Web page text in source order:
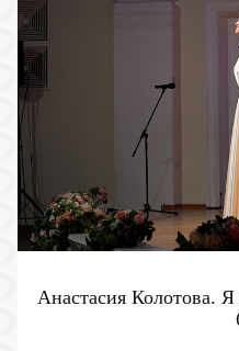
Анастасия Колотова.